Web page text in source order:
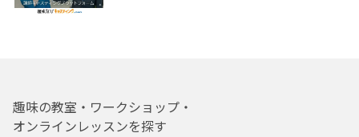
趣味の教室・ワークショップ・
オンラインレッスンを探す